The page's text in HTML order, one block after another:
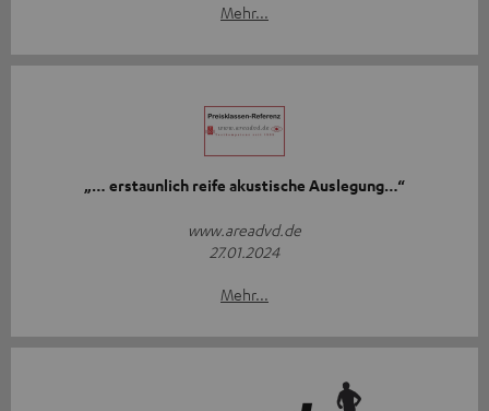
Mehr...
„… erstaunlich reife akustische Auslegung…“
www.areadvd.de
27.01.2024
Mehr...